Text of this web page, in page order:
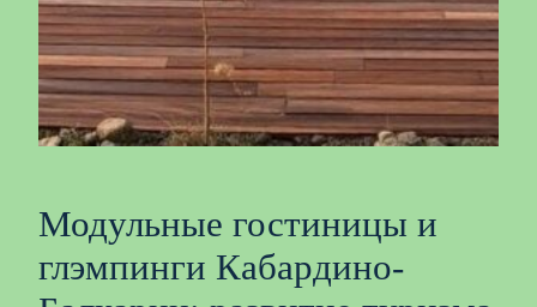
Модульные гостиницы и
глэмпинги Кабардино-